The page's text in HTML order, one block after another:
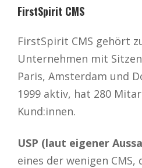
FirstSpirit CMS
FirstSpirit CMS gehört
Unternehmen mit
Paris, Amsterdam und
1999 aktiv, hat 280
Kund:innen.
USP (laut eigener
eines der wenigen